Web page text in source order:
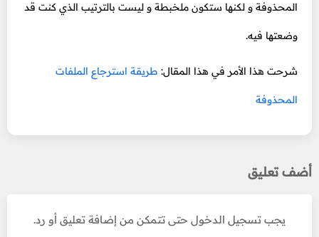
المحذوفة و لكنها ستكون ملخبطة و ليست بالترتيب الذي كنت قد
وضعتها فيه.
شرحت هذا الأمر في هذا المقال: طريقة استرجاع الملفات
المحذوفة
أضف تعليق
يجب تسجيل الدخول حتى تتمكن من إضافة تعليق أو رد.